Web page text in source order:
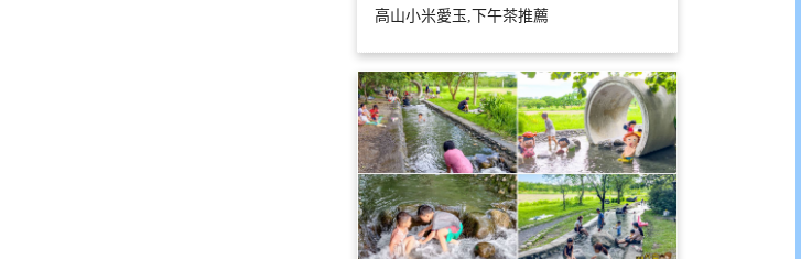
高山小米愛玉,下午茶推薦